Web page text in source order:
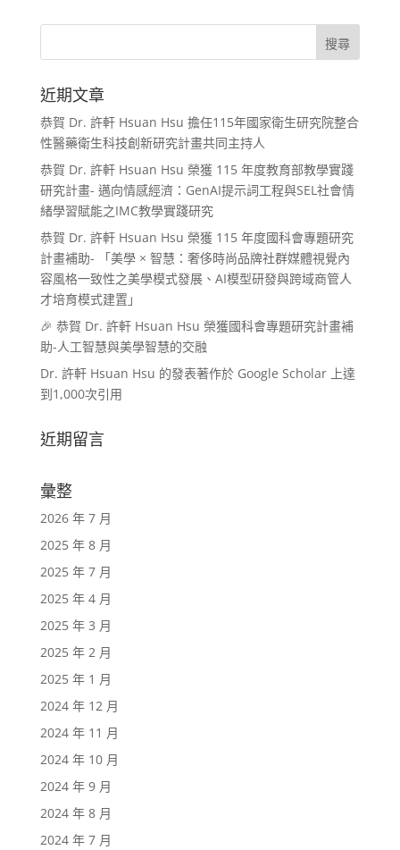
近期文章
恭賀 Dr. 許軒 Hsuan Hsu 擔任115年國家衛生研究院整合
性醫藥衛生科技創新研究計畫共同主持人
恭賀 Dr. 許軒 Hsuan Hsu 榮獲 115 年度教育部教學實踐
研究計畫- 邁向情感經濟：GenAI提示詞工程與SEL社會情
緒學習賦能之IMC教學實踐研究
恭賀 Dr. 許軒 Hsuan Hsu 榮獲 115 年度國科會專題研究
計畫補助- 「美學 × 智慧：奢侈時尚品牌社群媒體視覺內
容風格一致性之美學模式發展、AI模型研發與跨域商管人
才培育模式建置」
🎉 恭賀 Dr. 許軒 Hsuan Hsu 榮獲國科會專題研究計畫補
助-人工智慧與美學智慧的交融
Dr. 許軒 Hsuan Hsu 的發表著作於 Google Scholar 上達
到1,000次引用
近期留言
彙整
2026 年 7 月
2025 年 8 月
2025 年 7 月
2025 年 4 月
2025 年 3 月
2025 年 2 月
2025 年 1 月
2024 年 12 月
2024 年 11 月
2024 年 10 月
2024 年 9 月
2024 年 8 月
2024 年 7 月